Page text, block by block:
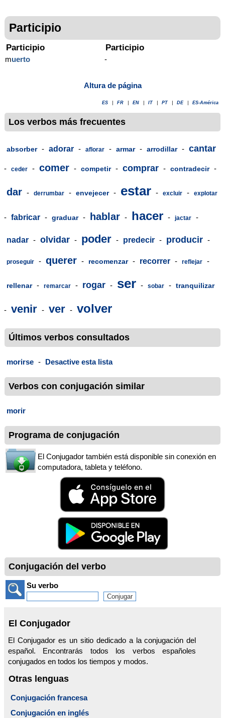
Participio
Participio
muerto
Participio
-
Altura de página
ES FR EN IT PT DE ES-América
Los verbos más frecuentes
absorber - adorar - aflorar - armar - arrodillar - cantar
- ceder - comer - competir - comprar - contradecir -
dar - derrumbar - envejecer - estar - excluir - explotar
- fabricar - graduar - hablar - hacer - jactar -
nadar - olvidar - poder - predecir - producir -
proseguir - querer - recomenzar - recorrer - reflejar -
rellenar - remarcar - rogar - ser - sobar - tranquilizar
- venir - ver - volver
Últimos verbos consultados
morirse - Desactive esta lista
Verbos con conjugación similar
morir
Programa de conjugación
El Conjugador también está disponible sin conexión en
computadora, tableta y teléfono.
Conjugación del verbo
Su verbo
El Conjugador
El Conjugador es un sitio dedicado a la conjugación del
español. Encontrarás todos los verbos españoles
conjugados en todos los tiempos y modos.
Otras lenguas
Conjugación francesa
Conjugación en inglés